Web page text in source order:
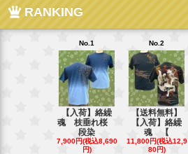
RANKING
No.1
【入荷】絡繰
魂 枝垂れ桜
段染
7,900円(税込8,690
円)
No.2
【送料無料】
【入荷】絡繰
魂 【
11,800円(税込12,9
80円)